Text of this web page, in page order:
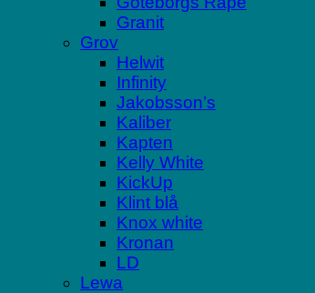
Granit
Grov
Helwit
Infinity
Jakobsson’s
Kaliber
Kapten
Kelly White
KickUp
Klint blå
Knox white
Kronan
LD
Lewa